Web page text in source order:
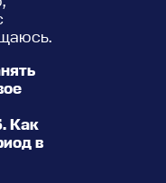
Как
в